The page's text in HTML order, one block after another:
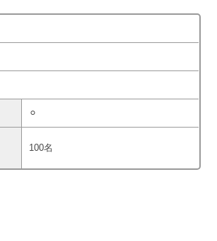
⚪︎
100名